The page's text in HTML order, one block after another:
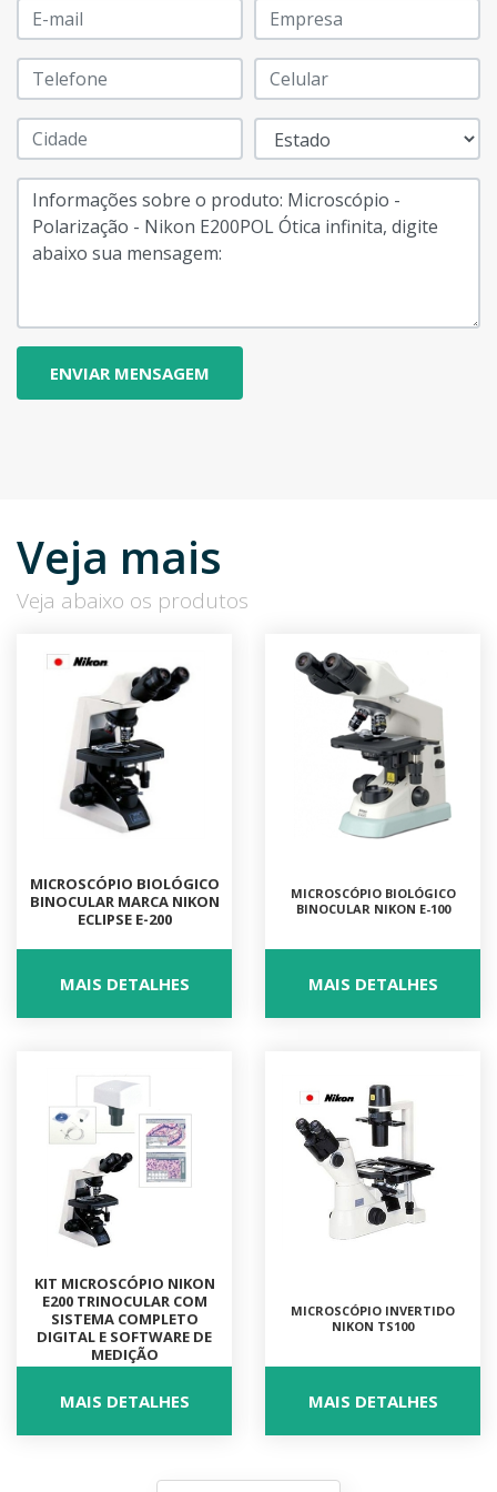
Veja mais
Veja abaixo os produtos
MICROSCÓPIO BIOLÓGICO
BINOCULAR MARCA NIKON
ECLIPSE E-200
MAIS DETALHES
MICROSCÓPIO BIOLÓGICO
BINOCULAR NIKON E-100
MAIS DETALHES
KIT MICROSCÓPIO NIKON
E200 TRINOCULAR COM
SISTEMA COMPLETO
DIGITAL E SOFTWARE DE
MEDIÇÃO
MAIS DETALHES
MICROSCÓPIO INVERTIDO
NIKON TS100
MAIS DETALHES